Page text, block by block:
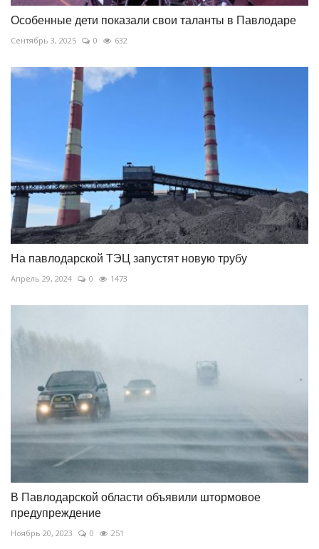
Особенные дети показали свои таланты в Павлодаре
Сентябрь 3, 2025 0 632
На павлодарской ТЭЦ запустят новую трубу
Апрель 29, 2024 0 1473
В Павлодарской области объявили штормовое
предупреждение
Ноябрь 20, 2023 0 251